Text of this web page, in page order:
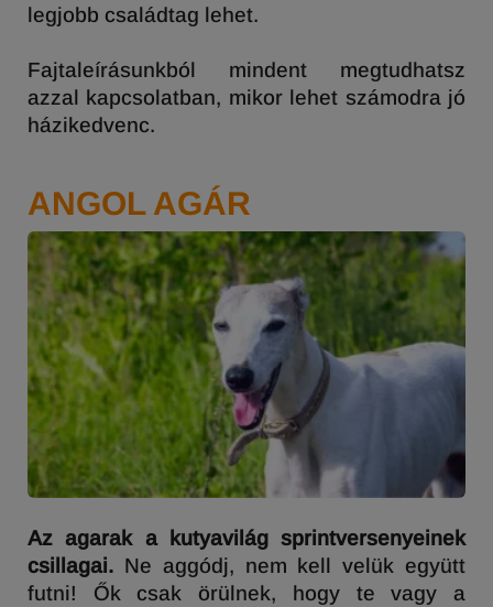
legjobb családtag lehet.
Fajtaleírásunkból mindent megtudhatsz
azzal kapcsolatban, mikor lehet számodra jó
házikedvenc.
ANGOL AGÁR
Az agarak a kutyavilág sprintversenyeinek
csillagai. Ne aggódj, nem kell velük együtt
futni! Ők csak örülnek, hogy te vagy a